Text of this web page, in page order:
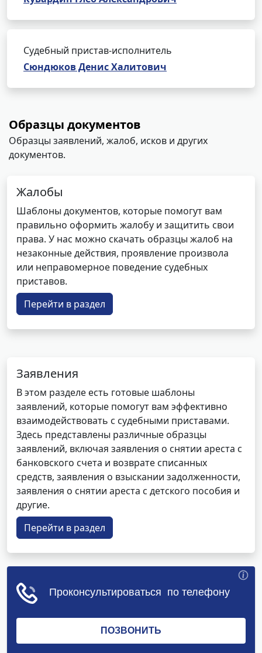
Судебный пристав-исполнитель
Сюндюков Денис Халитович
Образцы документов
Образцы заявлений, жалоб, исков и других
документов.
Жалобы
Шаблоны документов, которые помогут вам
правильно оформить жалобу и защитить свои
права. У нас можно скачать образцы жалоб на
незаконные действия, проявление произвола
или неправомерное поведение судебных
приставов.
Перейти в раздел
Заявления
В этом разделе есть готовые шаблоны
заявлений, которые помогут вам эффективно
взаимодействовать с судебными приставами.
Здесь представлены различные образцы
заявлений, включая заявления о снятии ареста с
банковского счета и возврате списанных
средств, заявления о взыскании задолженности,
заявления о снятии ареста с детского пособия и
другие.
Перейти в раздел